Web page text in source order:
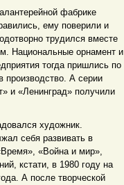
фабрике
ему поверили и
трудился вместе
Национальные орнамент и
тогда пришлись по
производство. А серии
и «Ленинград» получили
художник.
себя развивать в
«Война и мир»,
кстати, в 1980 году на
А после творческой